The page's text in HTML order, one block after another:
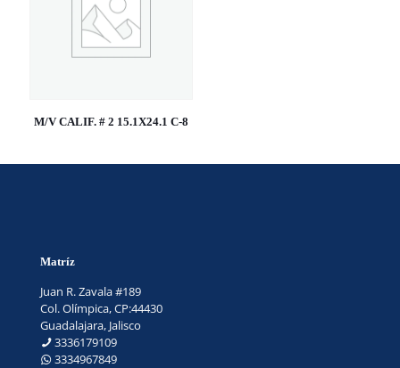
M/V CALIF. # 2 15.1X24.1 C-8
Matríz
Juan R. Zavala #189
Col. Olímpica, CP:44430
Guadalajara, Jalisco
3336179109
3334967849